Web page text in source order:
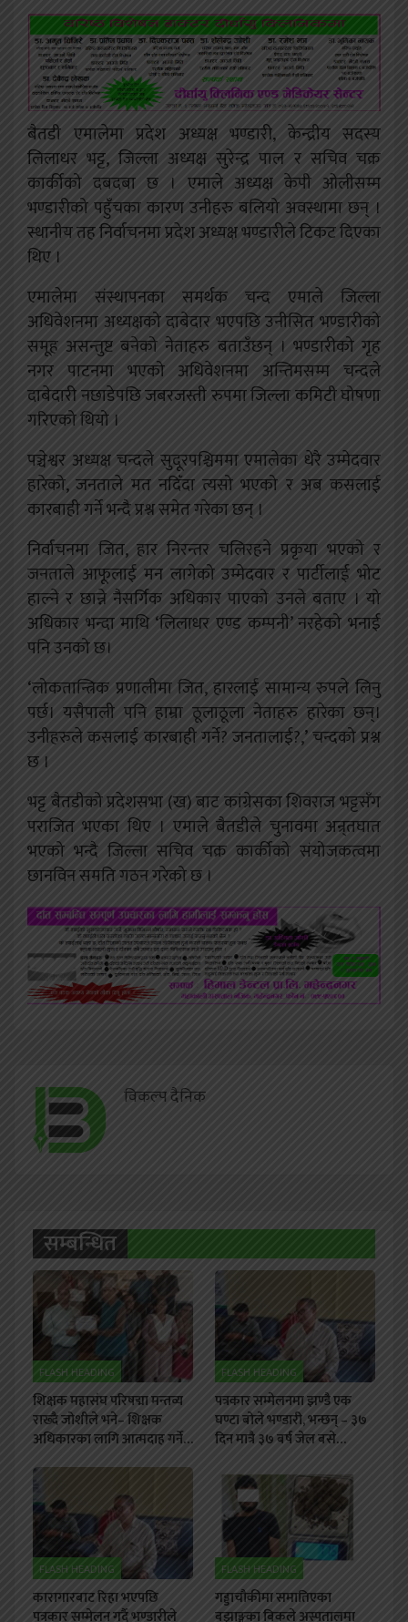
बैतडी एमालेमा प्रदेश अध्यक्ष भण्डारी, केन्द्रीय सदस्य
लिलाधर भट्ट, जिल्ला अध्यक्ष सुरेन्द्र पाल र सचिव चक्र
कार्कीको दबदबा छ । एमाले अध्यक्ष केपी ओलीसम्म
भण्डारीको पहुँचका कारण उनीहरु बलियो अवस्थामा छन् ।
स्थानीय तह निर्वाचनमा प्रदेश अध्यक्ष भण्डारीले टिकट दिएका
थिए ।
एमालेमा संस्थापनका समर्थक चन्द एमाले जिल्ला
अधिवेशनमा अध्यक्षको दाबेदार भएपछि उनीसित भण्डारीको
समूह असन्तुष्ट बनेको नेताहरु बताउँछन् । भण्डारीको गृह
नगर पाटनमा भएको अधिवेशनमा अन्तिमसम्म चन्दले
दाबेदारी नछाडेपछि जबरजस्ती रुपमा जिल्ला कमिटी घोषणा
गरिएको थियो ।
पञ्चेश्वर अध्यक्ष चन्दले सुदूरपश्चिममा एमालेका धेरै उम्मेदवार
हारेको, जनताले मत नदिँदा त्यसो भएको र अब कसलाई
कारबाही गर्ने भन्दै प्रश्न समेत गरेका छन् ।
निर्वाचनमा जित, हार निरन्तर चलिरहने प्रकृया भएको र
जनताले आफूलाई मन लागेको उम्मेदवार र पार्टीलाई भोट
हाल्ने र छान्ने नैसर्गिक अधिकार पाएको उनले बताए । यो
अधिकार भन्दा माथि ‘लिलाधर एण्ड कम्पनी’ नरहेको भनाई
पनि उनको छ।
‘लोकतान्त्रिक प्रणालीमा जित, हारलाई सामान्य रुपले लिनु
पर्छ। यसैपाली पनि हाम्रा ठूलाठूला नेताहरु हारेका छन्।
उनीहरुले कसलाई कारबाही गर्ने? जनतालाई?,’ चन्दको प्रश्न
छ ।
भट्ट बैतडीको प्रदेशसभा (ख) बाट कांग्रेसका शिवराज भट्टसँग
पराजित भएका थिए । एमाले बैतडीले चुनावमा अन्र्तघात
भएको भन्दै जिल्ला सचिव चक्र कार्कीको संयोजकत्वमा
छानविन समति गठन गरेको छ ।
विकल्प दैनिक
सम्बन्धित
FLASH HEADING
शिक्षक महासंघ परिषद्मा मन्तव्य
राख्दै जोशीले भने– शिक्षक
अधिकारका लागि आत्मदाह गर्ने…
FLASH HEADING
पत्रकार सम्मेलनमा झण्डै एक
घण्टा बोले भण्डारी, भन्छन् – ३७
दिन मात्रै ३७ बर्ष जेल बसे…
FLASH HEADING
कारागारबाट रिहा भएपछि
पत्रकार सम्मेलन गर्दै भण्डारीले
FLASH HEADING
गड्डाचौकीमा समातिएका
बझाङ्गका बिकले अस्पतालमा